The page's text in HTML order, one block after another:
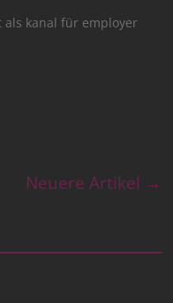
kanal für employer
Neuere Artikel →